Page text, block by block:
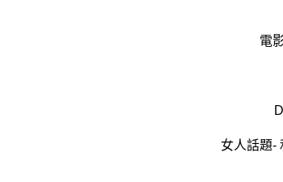
電
女人話題-